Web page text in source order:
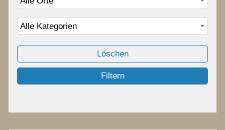
Vorstand
Termine
Löschen
Filtern